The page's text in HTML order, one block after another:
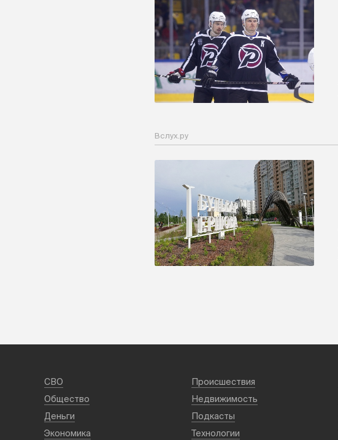
Вслух.ру
СВО Происшествия
Общество
Недвижимость
Деньги
Подкасты
Экономика
Технологии